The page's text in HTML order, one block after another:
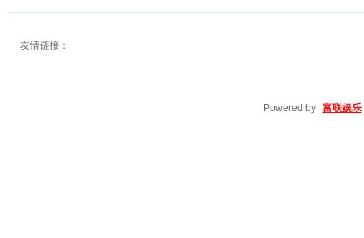
友情链接：
Powered by 富联娱乐